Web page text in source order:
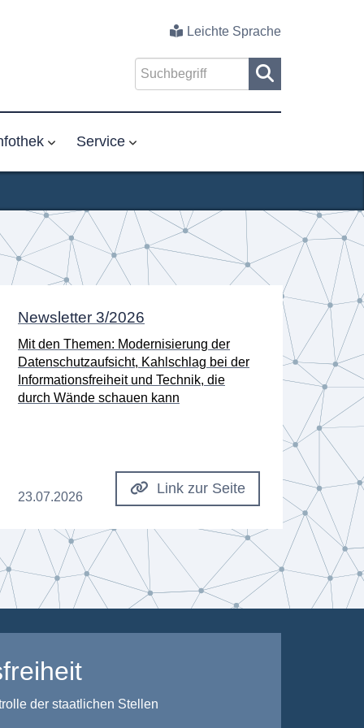
Leichte Sprache
Service
Newsletter 3/2026
Mit den Themen: Modernisierung der
Datenschutzaufsicht, Kahlschlag bei der
Informationsfreiheit und Technik, die
durch Wände schauen kann
23.07.2026
Link zur Seite
der staatlichen Stellen